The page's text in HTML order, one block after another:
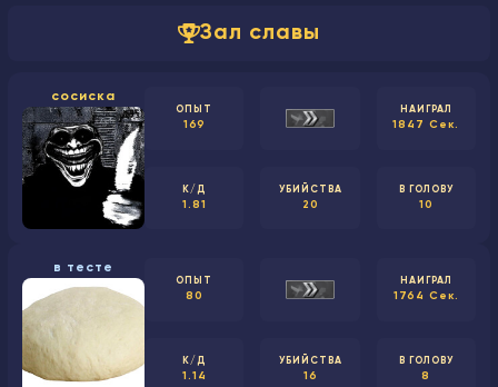
Зал славы
сосиска
ОПЫТ
169
НАИГРАЛ
1847 Сек.
К/Д
1.81
УБИЙСТВА
20
В ГОЛОВУ
10
в тесте
ОПЫТ
80
НАИГРАЛ
1764 Сек.
К/Д
1.14
УБИЙСТВА
16
В ГОЛОВУ
8